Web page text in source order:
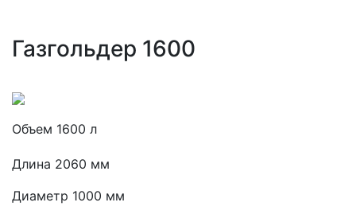
Газгольдер 1600
Объем 1600 л
Длина 2060 мм
Диаметр 1000 мм